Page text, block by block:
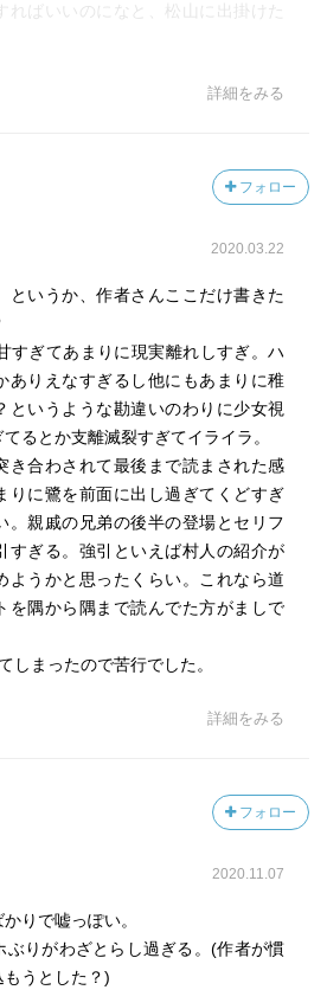
ればいいのになと、松山に出掛けた
詳細をみる
フォロー
2020.03.22
というか、作者さんここだけ書きた
すぎてあまりに現実離れしすぎ。ハ
ありえなすぎるし他にもあまりに稚
というような勘違いのわりに少女視
るとか支離滅裂すぎてイライラ。
き合わされて最後まで読まされた感
りに鷺を前面に出し過ぎてくどすぎ
。親戚の兄弟の後半の登場とセリフ
すぎる。強引といえば村人の紹介が
ようかと思ったくらい。これなら道
を隅から隅まで読んでた方がましで
しまったので苦行でした。
詳細をみる
フォロー
2020.11.07
りで嘘っぽい。
ぶりがわざとらし過ぎる。(作者が慣
うとした？)